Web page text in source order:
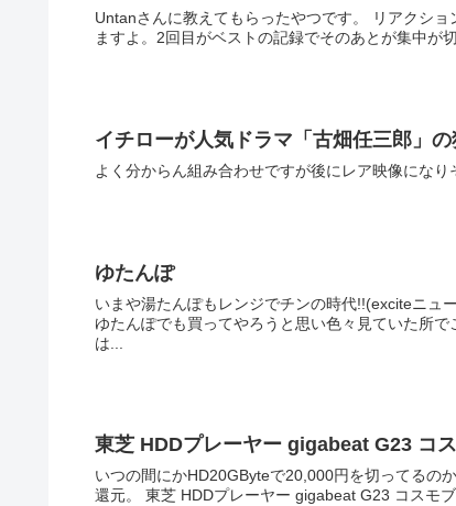
Untanさんに教えてもらったやつです。 リアクションスピード 22:00現在どこかでみたことがある人
イチローが人気ドラマ「古畑任三郎」
よく分からん組み合わせですが後にレア映像になり
ゆたんぽ
いまや湯たんぽもレンジでチンの時代!!(exciteニュース) ウチの猫2号が寒そうな所で寝てるので(1号は布団に入っ
ゆたんぽでも買ってやろうと思い色々見ていた所
は...
東芝 HDDプレーヤー gigabeat G23 コ
いつの間にかHD20GByteで20,000円を切ってるの